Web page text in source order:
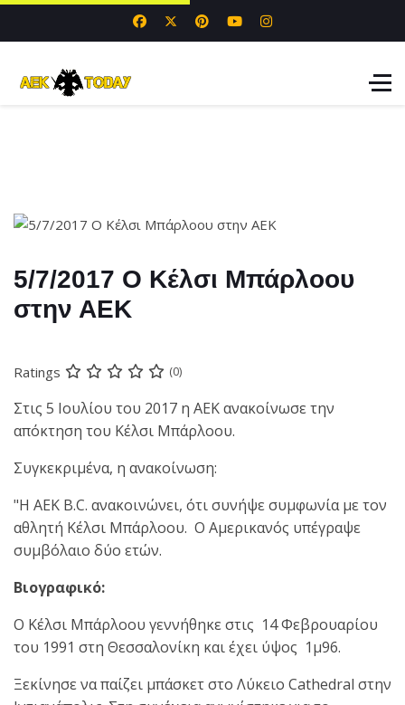
5/7/2017 Ο Κέλσι Μπάρλοου
στην ΑΕΚ
Ratings (0)
Στις 5 Ιουλίου του 2017 η ΑΕΚ ανακοίνωσε την
απόκτηση του Κέλσι Μπάρλοου.
Συγκεκριμένα, η ανακοίνωση:
"Η ΑΕΚ Β.C. ανακοινώνει, ότι συνήψε συμφωνία με τον
αθλητή Κέλσι Μπάρλοου. Ο Αμερικανός υπέγραψε
συμβόλαιο δύο ετών.
Βιογραφικό:
Ο Κέλσι Μπάρλοου γεννήθηκε στις 14 Φεβρουαρίου
του 1991 στη Θεσσαλονίκη και έχει ύψος 1μ96.
Ξεκίνησε να παίζει μπάσκετ στο Λύκειο Cathedral στην